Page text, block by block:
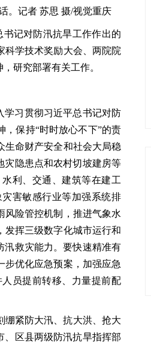
。记者 苏思 摄/视觉重庆
记对防汛抗旱工作作出的
科学技术奖励大会、两院院
研究部署有关工作。
学习贯彻习近平总书记对防
，保持“时时放心不下”的责
生命财产安全和社会大局稳
灾隐患点和农村切坡建房等
利、交通、建筑等在建工
害敏感行业等加强系统排
风险管控机制，推进气象水
发挥三级数字化城市运行和
汛救灾能力。要快速精准有
步优化应急预案，加强应急
员提前转移、力量提前配
绷紧防大汛、抗大洪、抢大
、区县两级防汛抗旱指挥部